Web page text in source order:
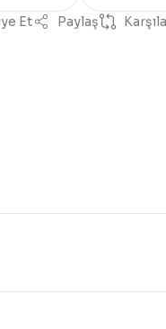
Et Paylaş